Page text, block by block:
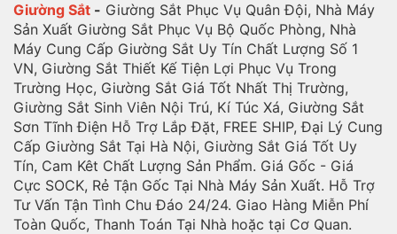
Giường Sắt - Giường Sắt Phục Vụ Quân Đội, Nhà Máy
Sản Xuất Giường Sắt Phục Vụ Bộ Quốc Phòng, Nhà
Máy Cung Cấp Giường Sắt Uy Tín Chất Lượng Số 1
VN, Giường Sắt Thiết Kế Tiện Lợi Phục Vụ Trong
Trường Học, Giường Sắt Giá Tốt Nhất Thị Trường,
Giường Sắt Sinh Viên Nội Trú, Kí Túc Xá, Giường Sắt
Sơn Tĩnh Điện Hỗ Trợ Lắp Đặt, FREE SHIP, Đại Lý Cung
Cấp Giường Sắt Tại Hà Nội, Giường Sắt Giá Tốt Uy
Tín, Cam Kêt Chất Lượng Sản Phẩm. Giá Gốc - Giá
Cực SOCK, Rẻ Tận Gốc Tại Nhà Máy Sản Xuất. Hỗ Trợ
Tư Vấn Tận Tình Chu Đáo 24/24. Giao Hàng Miễn Phí
Toàn Quốc, Thanh Toán Tại Nhà hoặc tại Cơ Quan.